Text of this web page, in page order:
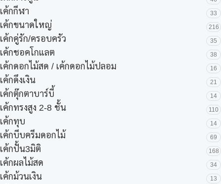
เค้กกีฬา 33
เค้กขนาดใหญ่ 216
เค้กคู่รัก/ครอบครัว 35
เค้กชอคโกแลต 38
เค้กดอกไม้สด / เค้กดอกไม้ปลอม 16
เค้กดึงเงิน 21
เค้กตุ๊กตาบาร์บี้ 14
เค้กทรงสูง 2-8 ชั้น 110
เค้กทุบ 14
เค้กบีบครีมดอกไม้ 69
เค้กปั้น3มิติ 168
เค้กผลไม้สด 34
เค้กม้วนเงิน 13